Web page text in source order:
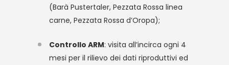
(Barà Pustertaler, Pezzata Rossa linea
carne, Pezzata Rossa d’Oropa);
Controllo ARM: visita all’incirca ogni 4
mesi per il rilievo dei dati riproduttivi ed